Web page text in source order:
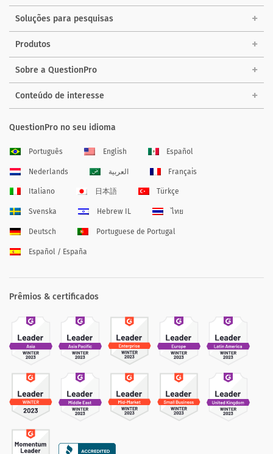
Soluções para pesquisas
Produtos
Sobre a QuestionPro
Conteúdo de interesse
QuestionPro no seu idioma
Português English Español
Nederlands العربية Français
Italiano 日本語 Türkçe
Svenska Hebrew IL ไทย
Deutsch Portuguese de Portugal
Español / España
Prêmios & certificados